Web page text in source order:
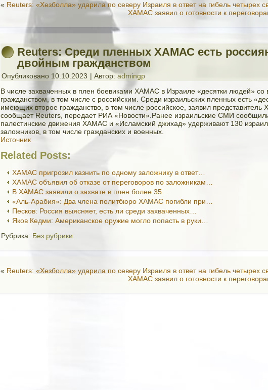
« Reuters: «Хезболла» ударила по северу Израиля в ответ на гибель четырех
ХАМАС заявил о готовности к
Reuters: Среди пленных ХАМАС есть
двойным гражданством
Опубликовано 10.10.2023 | Автор: admingp
В числе захваченных в плен боевиками ХАМАС в Израиле «десятки людей» со
гражданством, в том числе с российским. Среди израильских пленных есть
имеющих второе гражданство, в том числе российское, заявил представитель
сообщает Reuters, передает РИА «Новости».Ранее израильские СМИ
палестинские движения ХАМАС и «Исламский джихад» удерживают 130
заложников, в том числе гражданских и военных.
Источник
Related Posts:
ХАМАС пригрозил казнить по одному заложнику в ответ…
ХАМАС объявил об отказе от переговоров по заложникам…
В ХАМАС заявили о захвате в плен более 35…
«Аль-Арабия»: Два члена политбюро ХАМАС погибли при…
Песков: Россия выясняет, есть ли среди захваченных…
Яков Кедми: Американское оружие могло попасть в руки…
Рубрика: Без рубрики
« Reuters: «Хезболла» ударила по северу Израиля в ответ на гибель четырех
ХАМАС заявил о готовности к